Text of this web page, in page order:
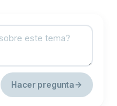
Hacer pregunta